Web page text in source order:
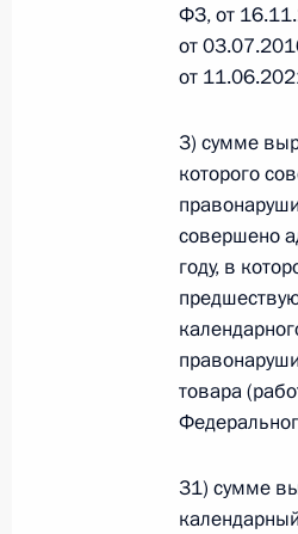
26 июля 2026
О внесении
26 июля 2026
О внесении
ФЗ, от
от
от
3) сумме
которого
совершено
году, в
товара
31) сумме